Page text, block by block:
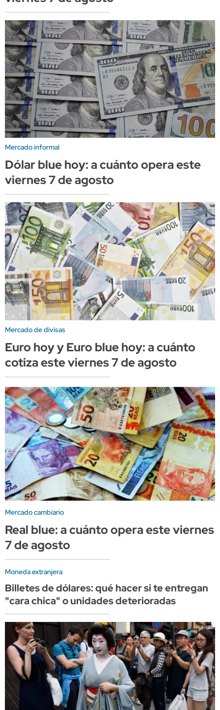
Mercado informal
Dólar blue hoy: a cuánto opera este
viernes 7 de agosto
Mercado de divisas
Euro hoy y Euro blue hoy: a cuánto
cotiza este viernes 7 de agosto
Mercado cambiario
Real blue: a cuánto opera este viernes
7 de agosto
Moneda extranjera
Billetes de dólares: qué hacer si te entregan
"cara chica" o unidades deterioradas